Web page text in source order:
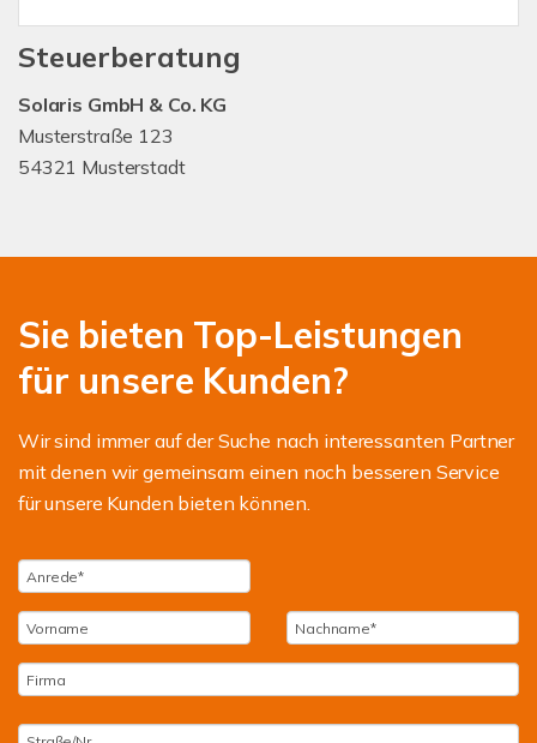
Steuerberatung
Solaris GmbH & Co. KG
Musterstraße 123
54321 Musterstadt
Sie bieten Top-Leistungen
für unsere Kunden?
Wir sind immer auf der Suche nach interessanten Partner
mit denen wir gemeinsam einen noch besseren Service
für unsere Kunden bieten können.